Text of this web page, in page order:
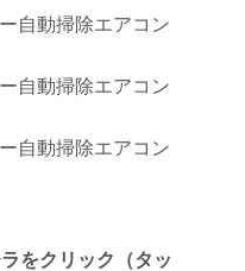
自動掃除エアコン
自動掃除エアコン
自動掃除エアコン
をクリック（タッ